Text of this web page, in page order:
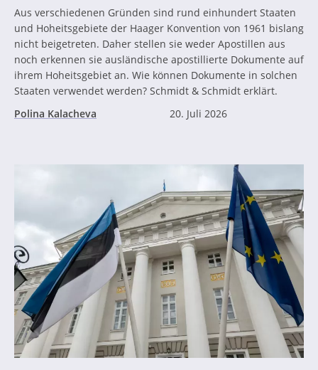
Aus verschiedenen Gründen sind rund einhundert Staaten
und Hoheitsgebiete der Haager Konvention von 1961 bislang
nicht beigetreten. Daher stellen sie weder Apostillen aus
noch erkennen sie ausländische apostillierte Dokumente auf
ihrem Hoheitsgebiet an. Wie können Dokumente in solchen
Staaten verwendet werden? Schmidt & Schmidt erklärt.
Polina Kalacheva
20. Juli 2026